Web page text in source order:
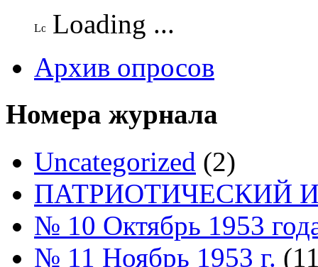
Loading ...
Архив опросов
Номера журнала
Uncategorized (2)
ПАТРИОТИЧЕСКИЙ
№ 10 Октябрь 1953
№ 11 Ноябрь 1953 г.